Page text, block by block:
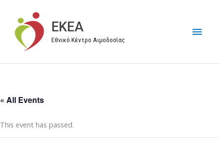
περιεχόμενο
EKEA
Εθνικό Κέντρο Αιμοδοσίας
« All Events
This event has passed.